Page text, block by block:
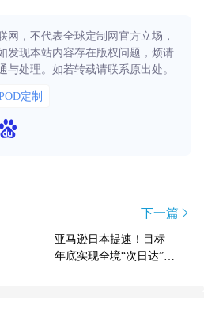
网，不代表全球定制网官方立场，
发现本站内容存在版权问题，烦请
与处理。如若转载请联系原出处。
定制
下一篇
亚马逊日本提速！目标
年底实现全境“次日达”覆